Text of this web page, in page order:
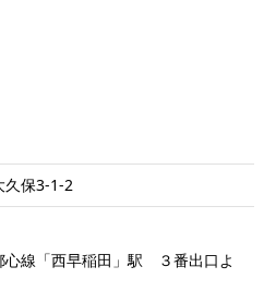
久保3-1-2
心線「西早稲田」駅 ３番出口よ